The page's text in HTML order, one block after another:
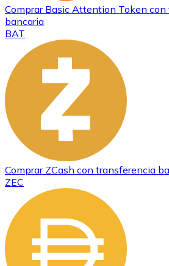
Comprar Basic Attention Token con
bancaria
BAT
Comprar ZCash con transferencia
ZEC